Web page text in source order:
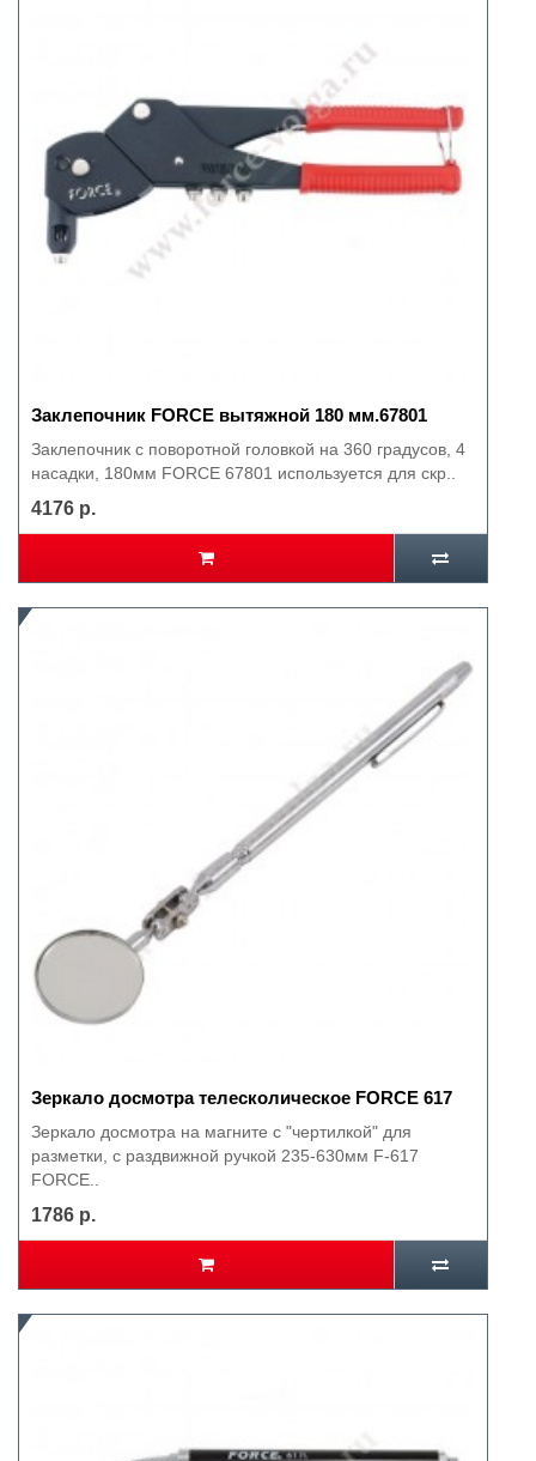
Заклепочник FORCE вытяжной 180 мм.67801
Заклепочник с поворотной головкой на 360 градусов, 4
насадки, 180мм FORCE 67801 используется для скр..
4176 р.
Зеркало досмотра телесколическое FORCE 617
Зеркало досмотра на магните с "чертилкой" для
разметки, с раздвижной ручкой 235-630мм F-617
FORCE..
1786 р.